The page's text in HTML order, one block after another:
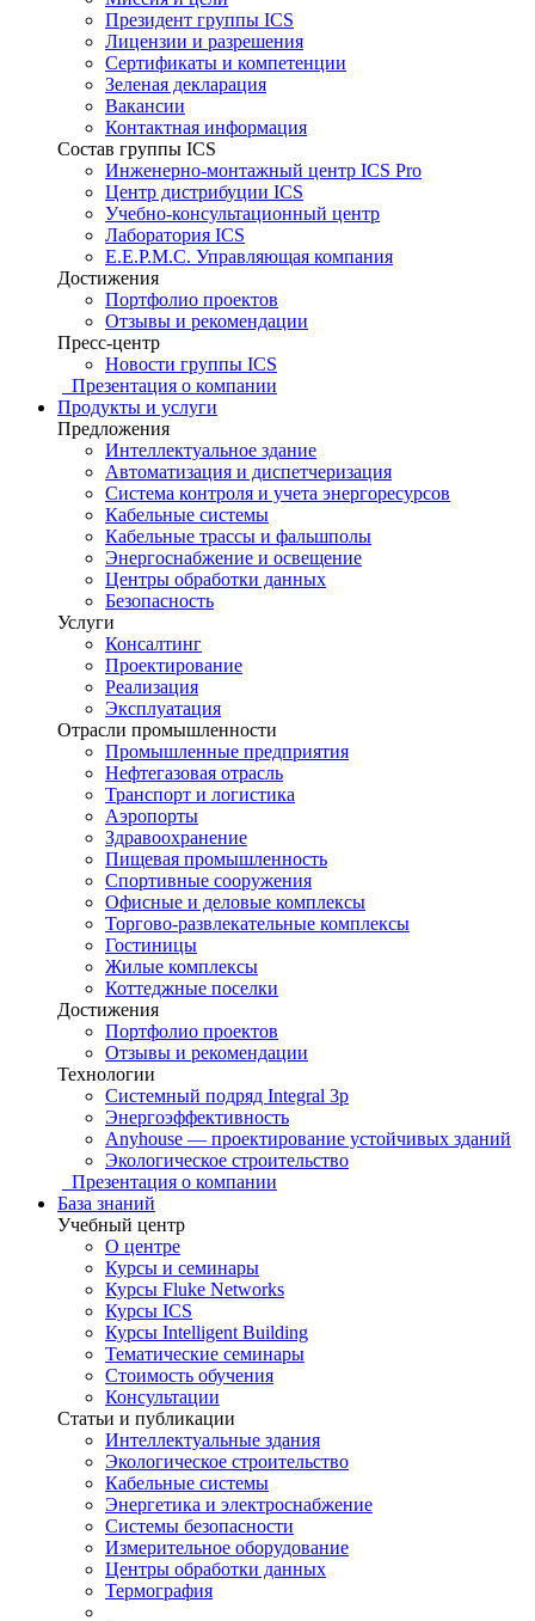
Президент группы ICS
Лицензии и разрешения
Сертификаты и компетенции
Зеленая декларация
Вакансии
Контактная информация
Состав группы ICS
Инженерно-монтажный центр ICS Pro
Центр дистрибуции ICS
Учебно-консультационный центр
Лаборатория ICS
E.E.P.M.C. Управляющая компания
Достижения
Портфолио проектов
Отзывы и рекомендации
Пресс-центр
Новости группы ICS
Презентация о компании
Продукты и услуги
Предложения
Интеллектуальное здание
Автоматизация и диспетчеризация
Система контроля и учета энергоресурсов
Кабельные системы
Кабельные трассы и фальшполы
Энергоснабжение и освещение
Центры обработки данных
Безопасность
Услуги
Консалтинг
Проектирование
Реализация
Эксплуатация
Отрасли промышленности
Промышленные предприятия
Нефтегазовая отрасль
Транспорт и логистика
Аэропорты
Здравоохранение
Пищевая промышленность
Спортивные сооружения
Офисные и деловые комплексы
Торгово-развлекательные комплексы
Гостиницы
Жилые комплексы
Коттеджные поселки
Достижения
Портфолио проектов
Отзывы и рекомендации
Технологии
Системный подряд Integral 3p
Энергоэффективность
Anyhouse — проектирование устойчивых зданий
Экологическое строительство
Презентация о компании
База знаний
Учебный центр
О центре
Курсы и семинары
Курсы Fluke Networks
Курсы ICS
Курсы Intelligent Building
Тематические семинары
Стоимость обучения
Консультации
Статьи и публикации
Интеллектуальные здания
Экологическое строительство
Кабельные системы
Энергетика и электроснабжение
Системы безопасности
Измерительное оборудование
Центры обработки данных
Термография